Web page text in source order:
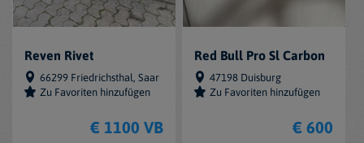
Reven Rivet
66299 Friedrichsthal, Saar
Zu Favoriten hinzufügen
€ 1100 VB
Red Bull Pro Sl Carbon
47198 Duisburg
Zu Favoriten hinzufügen
€ 600